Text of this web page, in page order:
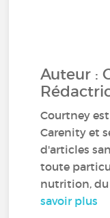
Auteur :
Courtney
Carenity et
d'articles
toute
nutrition, du
savoir plus